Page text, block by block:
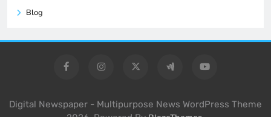
Blog
Digital Newspaper - Multipurpose News WordPress Theme